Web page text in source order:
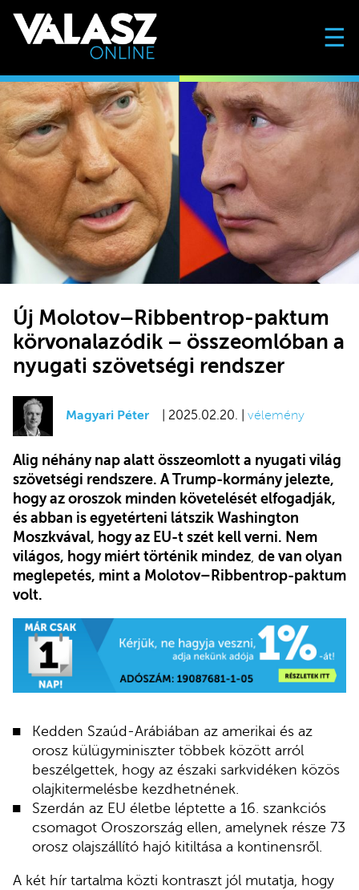
☰
Új Molotov–Ribbentrop-paktum
körvonalazódik – összeomlóban a
nyugati szövetségi rendszer
Magyari Péter | 2025.02.20. | vélemény
Alig néhány nap alatt összeomlott a nyugati világ
szövetségi rendszere. A Trump-kormány jelezte,
hogy az oroszok minden követelését elfogadják,
és abban is egyetérteni látszik Washington
Moszkvával, hogy az EU-t szét kell verni. Nem
világos, hogy miért történik mindez de van olyan
meglepetés, mint a Molotov–Ribbentrop-paktum
volt.
Kedden Szaúd-Arábiában az amerikai és az
orosz külügyminiszter többek között arról
beszélgettek, hogy az északi sarkvidéken közös
olajkitermelésbe kezdhetnének.
Szerdán az EU életbe léptette a 16. szankciós
csomagot Oroszország ellen, amelynek része 73
orosz olajszállító hajó kitiltása a kontinensről.
A két hír tartalma közti kontraszt jól mutatja, hogy